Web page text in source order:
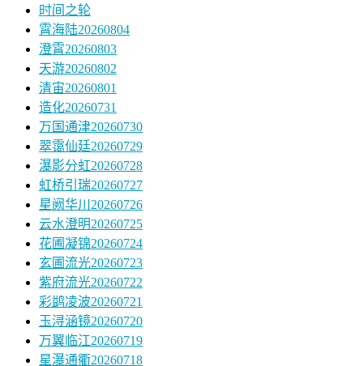
时间之轮
霄海陆20260804
澄霄20260803
天游20260802
清宙20260801
造化20260731
万国通津20260730
翠霭仙廷20260729
瀑影分虹20260728
虹桥引瑞20260727
星阙华川20260726
云水澄明20260725
花圃凝锦20260724
玄圃流光20260723
紫府流光20260722
彩鹢凌波20260721
玉浔涵镜20260720
万翼临江20260719
星瀑通衢20260718